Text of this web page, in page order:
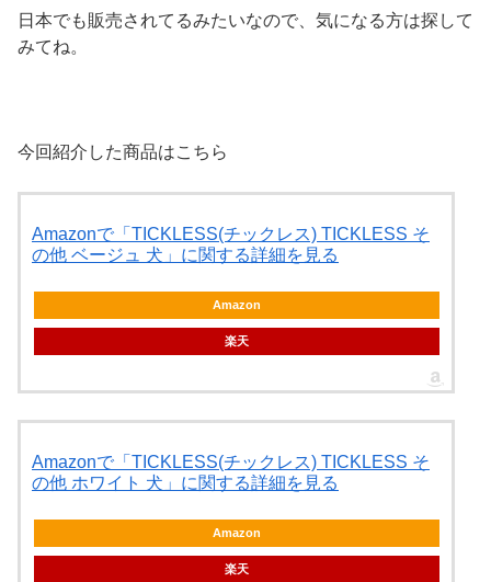
日本でも販売されてるみたいなので、気になる方は探して
みてね。
今回紹介した商品はこちら
Amazonで「TICKLESS(チックレス) TICKLESS そ
の他 ベージュ 犬」に関する詳細を見る
Amazon
楽天
Amazonで「TICKLESS(チックレス) TICKLESS そ
の他 ホワイト 犬」に関する詳細を見る
Amazon
楽天